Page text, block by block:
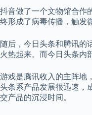
抖音做了一个文物馆合作
终形成了病毒传播，触发
随后，今日头条和腾讯的
火热起来。而今日头条内
游戏是腾讯收入的主阵地
头条系产品发展很迅速，
交产品的沉浸时间。